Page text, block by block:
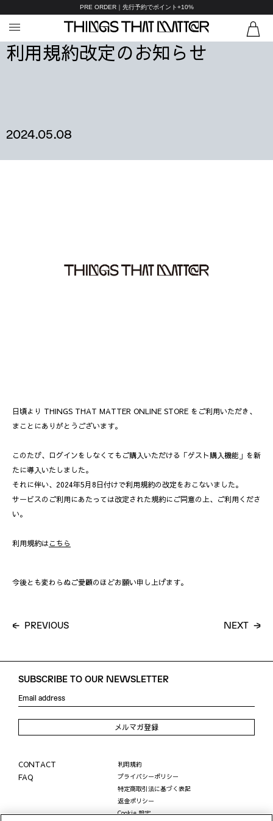
PRE ORDER｜先行予約でポイント+10%
利用規約改定のお知らせ
2024.05.08
日頃より THINGS THAT MATTER ONLINE STORE をご利用いただき、
まことにありがとうございます。
このたび、ログインをしなくてもご購入いただける「ゲスト購入機能」を新
たに導入いたしました。
それに伴い、2024年5月8日付けで利用規約の改定をおこないました。
サービスのご利用にあたっては改定された規約にご同意の上、ご利用くださ
い。
利用規約はこちら
今後とも変わらぬご愛顧のほどお願い申し上げます。
PREVIOUS NEXT
CONTACT
FAQ
利用規約
プライバシーポリシー
特定商取引法に基づく表記
返金ポリシー
Cookie 設定
SUBSCRIBE TO OUR NEWSLETTER
メルマガ登録